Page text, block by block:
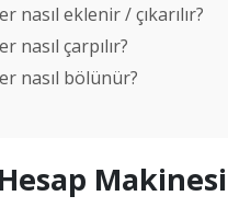
nasıl eklenir / çıkarılır?
nasıl çarpılır?
nasıl bölünür?
Makinesi